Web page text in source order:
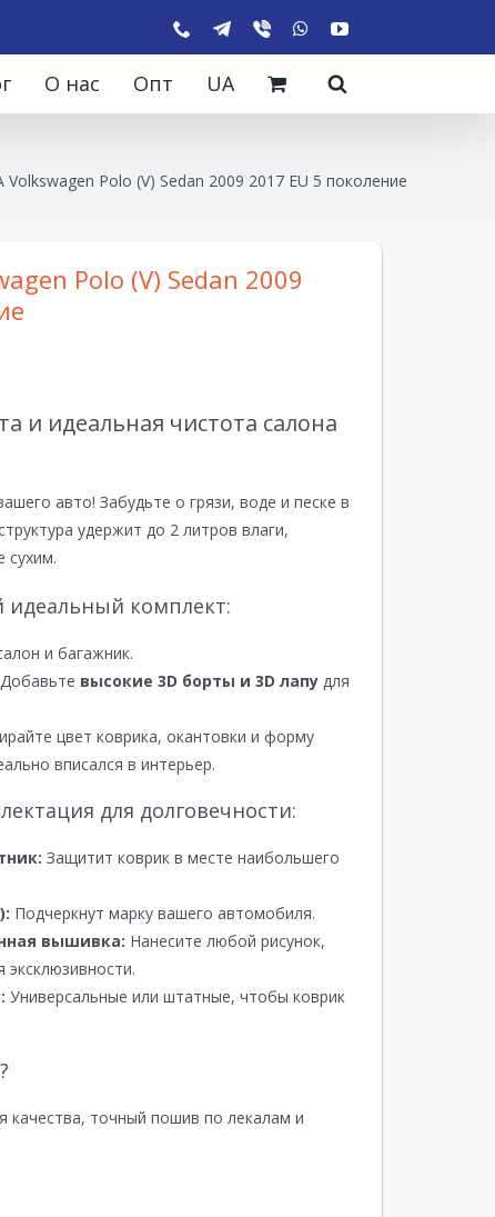
О нас Опт UA
Volkswagen Polo (V) Sedan 2009 2017 EU 5 поколение
Polo (V) Sedan 2009
и идеальная чистота салона
авто! Забудьте о грязи, воде и песке в
удержит до 2 литров влаги,
сухим.
идеальный комплект:
и багажник.
Добавьте высокие 3D борты и 3D лапу для
цвет коврика, окантовки и форму
вписался в интерьер.
для долговечности:
Защитит коврик в месте наибольшего
Подчеркнут марку вашего автомобиля.
вышивка: Нанесите любой рисунок,
эксклюзивности.
Универсальные или штатные, чтобы коврик
качества, точный пошив по лекалам и